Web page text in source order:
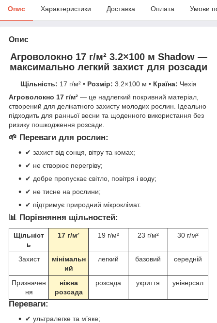
Опис Характеристики Доставка Оплата Умови
Опис
Агроволокно 17 г/м² 3.2×100 м Shadow —
максимально легкий захист для розсади
Щільність: 17 г/м² • Розмір: 3.2×100 м • Країна: Чехія
Агроволокно 17 г/м² — це надлегкий покривний матеріал,
створений для делікатного захисту молодих рослин. Ідеально
підходить для ранньої весни та щоденного використання без
ризику пошкодження розсади.
🌱 Переваги для рослин:
✔ захист від сонця, вітру та комах;
✔ не створює перегріву;
✔ добре пропускає світло, повітря і воду;
✔ не тисне на рослини;
✔ підтримує природний мікроклімат.
📊 Порівняння щільностей:
Щільніст
ь
17 г/м² 19 г/м² 23 г/м² 30 г/м²
Захист
мінімальн
ий
легкий базовий середній
Призначен
ня
ніжна
розсада
розсада укриття універсал
Переваги:
✔ ультралегке та м’яке;